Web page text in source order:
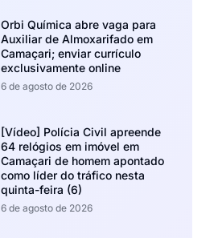
Orbi Química abre vaga para
Auxiliar de Almoxarifado em
Camaçari; enviar currículo
exclusivamente online
6 de agosto de 2026
[Vídeo] Polícia Civil apreende
64 relógios em imóvel em
Camaçari de homem apontado
como líder do tráfico nesta
quinta-feira (6)
6 de agosto de 2026